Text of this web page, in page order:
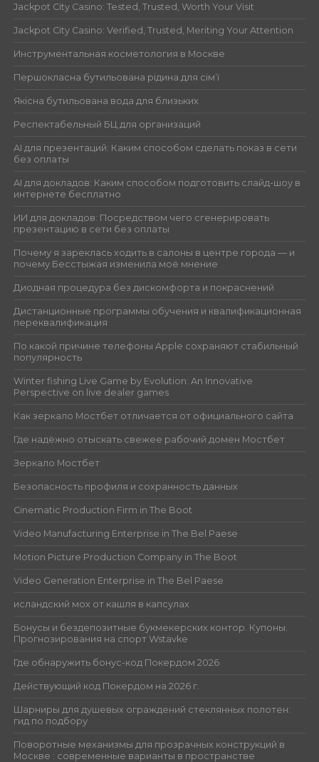
Jackpot City Casino: Tested, Trusted, Worth Your Visit
Jackpot City Casino: Verified, Trusted, Meriting Your Attention
Инструментальная косметология в Москве
Першокласна бутильована рідина для сім’ї
Якісна бутильована вода для близьких
Респектабельный БЦ для организаций
AI для презентаций: Каким способом сделать показ в сети
без оплаты
AI для докладов: Каким способом подготовить слайд-шоу в
интернете бесплатно
ИИ для докладов: Посредством чего сгенерировать
презентацию в сети без оплаты
Почему я зареклась ходить в салоны в центре города — и
почему Бесстыжая изменила моё мнение
Диодная процедура без дискомфорта и покраснений
Дистанционные программы обучения и квалификационная
переквалификация
По какой причине телефоны Apple сохраняют стабильный
популярность
Winter fishing Live Game by Evolution: An Innovative
Perspective on live dealer games
Как зеркало Мостбет отличается от официального сайта
Где надёжно отыскать свежее рабочий домен Мостбет
Зеркало Мостбет
Безопасность профиля и сохранность данных
Cinematic Production Firm in The Boot
Video Manufacturing Enterprise in The Bel Paese
Motion Picture Production Company in The Boot
Video Generation Enterprise in The Bel Paese
исландский мох от кашля в капсулах
Бонусы и бездепозитные букмекерских контор. Купоны.
Прогнозирования на спорт Wstavke
Где обнаружить бонус-код Покердом 2026
Действующий код Покердом на 2026 г.
Шарниры для душевых ограждений стеклянных полотен:
гид по подбору
Поворотные механизмы для прозрачных конструкций в
Москве : современные варианты в пространстве